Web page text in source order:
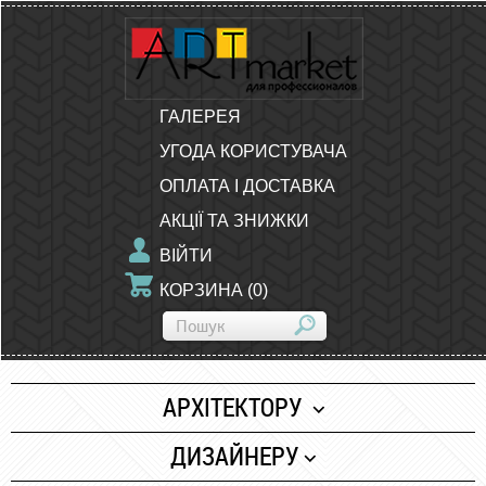
ГАЛЕРЕЯ
УГОДА КОРИСТУВАЧА
ОПЛАТА І ДОСТАВКА
АКЦІЇ ТА ЗНИЖКИ
ВІЙТИ
КОРЗИНА (0)
АРХІТЕКТОРУ
Папір
ДИЗАЙНЕРУ